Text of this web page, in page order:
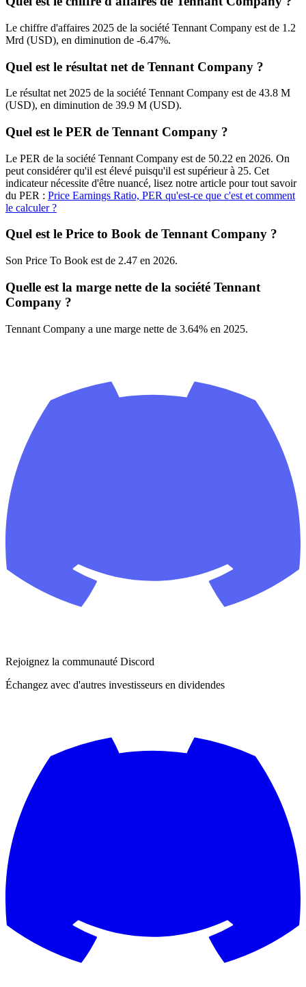
Le chiffre d'affaires 2025 de la société Tennant Company est de 1.2
Mrd (USD), en diminution de -6.47%.
Quel est le résultat net de Tennant Company ?
Le résultat net 2025 de la société Tennant Company est de 43.8 M
(USD), en diminution de 39.9 M (USD).
Quel est le PER de Tennant Company ?
Le PER de la société Tennant Company est de 50.22 en 2026. On
peut considérer qu'il est élevé puisqu'il est supérieur à 25. Cet
indicateur nécessite d'être nuancé, lisez notre article pour tout savoir
du PER : Price Earnings Ratio, PER qu'est-ce que c'est et comment
le calculer ?
Quel est le Price to Book de Tennant Company ?
Son Price To Book est de 2.47 en 2026.
Quelle est la marge nette de la société Tennant
Company ?
Tennant Company a une marge nette de 3.64% en 2025.
Rejoignez la communauté Discord
Échangez avec d'autres investisseurs en dividendes